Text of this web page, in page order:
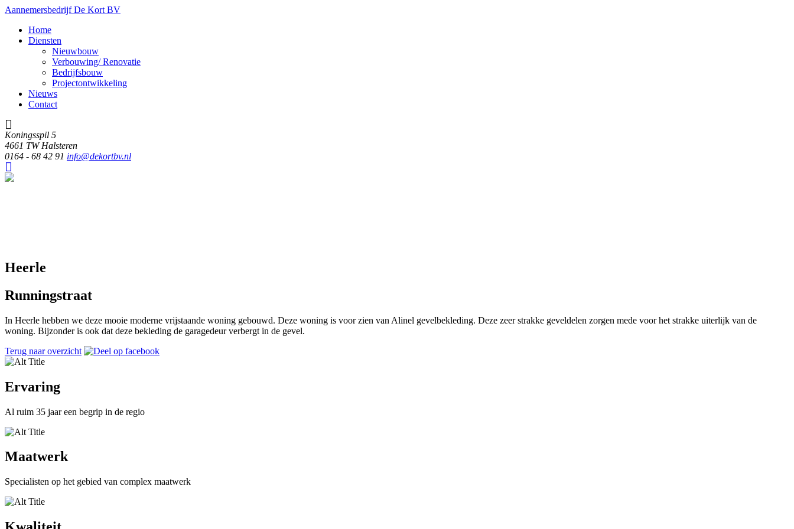
Aannemersbedrijf De Kort BV
Home
Diensten
Nieuwbouw
Verbouwing/ Renovatie
Bedrijfsbouw
Projectontwikkeling
Nieuws
Contact
Koningsspil 5
4661 TW Halsteren
0164 - 68 42 91 info@dekortbv.nl
Heerle
Runningstraat
In Heerle hebben we deze mooie moderne vrijstaande woning gebouwd. Deze woning is voor zien van Alinel gevelbekleding. Deze zeer strakke geveldelen zorgen mede voor het strakke uiterlijk van de
woning. Bijzonder is ook dat deze bekleding de garagedeur verbergt in de gevel.
Terug naar overzicht
Ervaring
Al ruim 35 jaar een begrip in de regio
Maatwerk
Specialisten op het gebied van complex maatwerk